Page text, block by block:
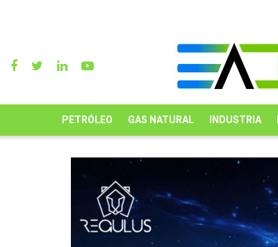
PETRÓLEO GAS NATURAL INDUSTRIA